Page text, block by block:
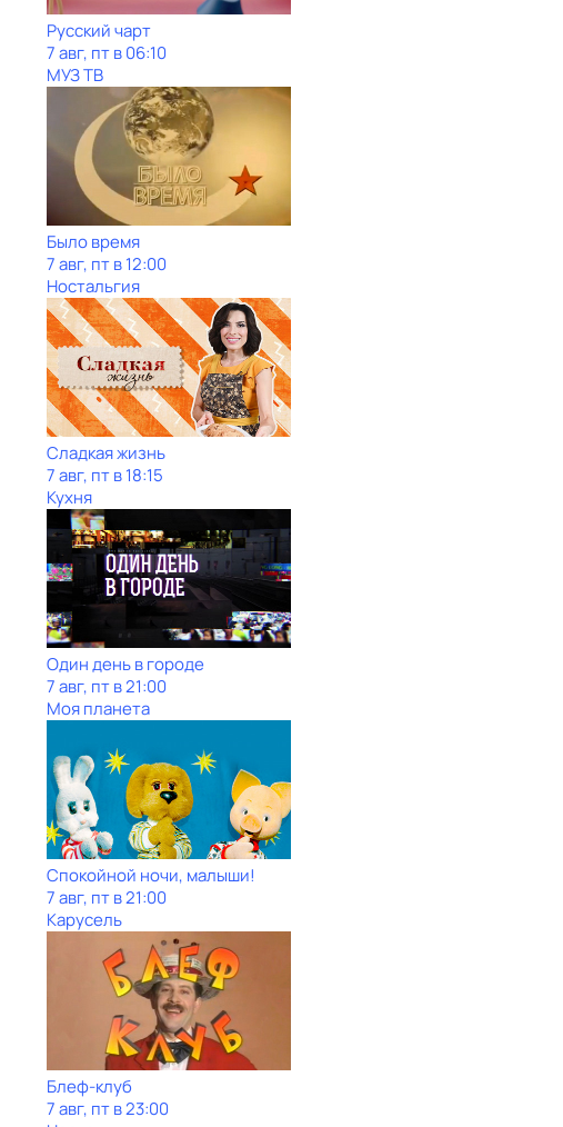
Рycский чарт
7 авг, пт в 06:10
МУЗ ТВ
Было время
7 авг, пт в 12:00
Ностальгия
Сладкая жизнь
7 авг, пт в 18:15
Кухня
Один день в городе
7 авг, пт в 21:00
Моя планета
Спокойной ночи, малыши!
7 авг, пт в 21:00
Карусель
Блеф-клуб
7 авг, пт в 23:00